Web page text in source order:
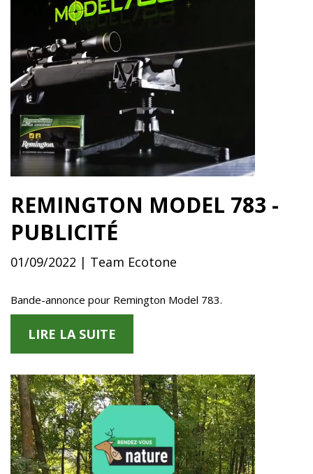
REMINGTON MODEL 783 -
PUBLICITÉ
01/09/2022 | Team Ecotone
Bande-annonce pour Remington Model 783.
LIRE LA SUITE